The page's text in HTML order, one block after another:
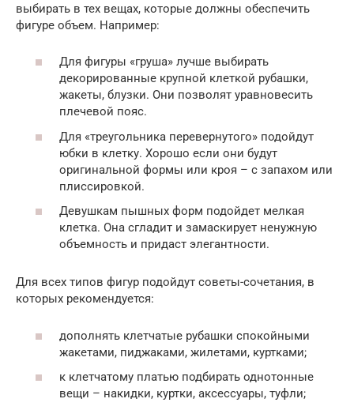
выбирать в тех вещах, которые должны обеспечить
фигуре объем. Например:
Для фигуры «груша» лучше выбирать
декорированные крупной клеткой рубашки,
жакеты, блузки. Они позволят уравновесить
плечевой пояс.
Для «треугольника перевернутого» подойдут
юбки в клетку. Хорошо если они будут
оригинальной формы или кроя – с запахом или
плиссировкой.
Девушкам пышных форм подойдет мелкая
клетка. Она сгладит и замаскирует ненужную
объемность и придаст элегантности.
Для всех типов фигур подойдут советы-сочетания, в
которых рекомендуется:
дополнять клетчатые рубашки спокойными
жакетами, пиджаками, жилетами, куртками;
к клетчатому платью подбирать однотонные
вещи – накидки, куртки, аксессуары, туфли;